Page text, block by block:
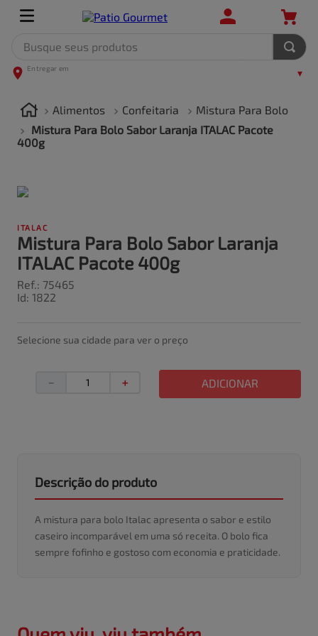
Alimentos Confeitaria
Mistura Para Bolo
Mistura Para Bolo Sabor Laranja ITALAC Pacote
400g
ITALAC
Mistura Para Bolo Sabor Laranja
ITALAC Pacote 400g
Ref. : 75465
Id: 1822
Selecione sua cidade para ver o preço
＋
－ ADICIONAR
Descrição do produto
A mistura para bolo Italac apresenta o sabor e estilo
caseiro incomparável em uma só receita. O bolo fica
sempre fofinho e gostoso com economia e praticidade.
TERMOS MAIS BUSCADOS
2º
3º